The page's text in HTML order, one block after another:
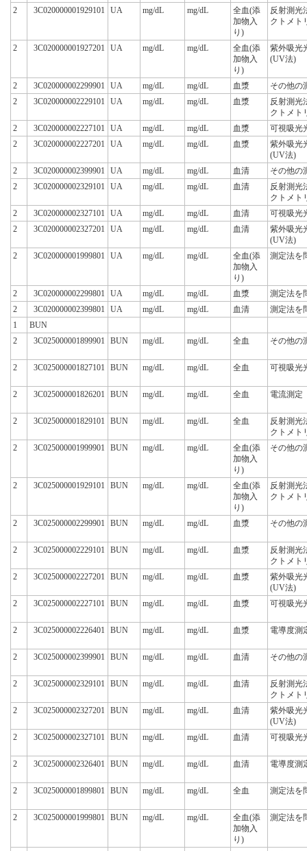
2 3C020000001929101 UA mg/dL mg/dL
全血(添
加物入
り)
反射測光
クトメト
2 3C020000001927201 UA mg/dL mg/dL
全血(添
加物入
り)
紫外吸光
(UV法)
2 3C020000002299901 UA mg/dL mg/dL 血漿
その他の
2
3C020000002229101 UA mg/dL mg/dL 血漿
反射測光
クトメト
2
3C020000002227101 UA mg/dL mg/dL 血漿
可視吸光
2
3C020000002227201 UA mg/dL mg/dL 血漿
紫外吸光
(UV法)
2
3C020000002399901 UA mg/dL mg/dL 血清
その他の
2
3C020000002329101 UA mg/dL mg/dL 血清
反射測光
クトメト
2
3C020000002327101 UA mg/dL mg/dL 血清
可視吸光
2
3C020000002327201 UA mg/dL mg/dL 血清
紫外吸光
(UV法)
2
3C020000001999801 UA mg/dL mg/dL
全血(添
加物入
り)
測定法を
2 3C020000002299801 UA mg/dL mg/dL 血漿
測定法を
2
3C020000002399801 UA mg/dL mg/dL 血清
測定法を
1
BUN
2
3C025000001899901 BUN mg/dL mg/dL 全血 その他の
2 3C025000001827101 BUN mg/dL mg/dL 全血 可視吸光
2 3C025000001826201 BUN mg/dL mg/dL 全血 電流測定
2 3C025000001829101 BUN mg/dL mg/dL 全血
反射測光
クトメト
2
3C025000001999901 BUN mg/dL mg/dL
全血(添
加物入
り)
その他の
2 3C025000001929101 BUN mg/dL mg/dL
全血(添
加物入
り)
反射測光
クトメト
2 3C025000002299901 BUN mg/dL mg/dL 血漿 その他の
2 3C025000002229101 BUN mg/dL mg/dL 血漿
反射測光
クトメト
2
3C025000002227201 BUN mg/dL mg/dL 血漿
紫外吸光
(UV法)
2
3C025000002227101 BUN mg/dL mg/dL 血漿 可視吸光
2 3C025000002226401 BUN mg/dL mg/dL 血漿 電導度測
2 3C025000002399901 BUN mg/dL mg/dL 血清 その他の
2 3C025000002329101 BUN mg/dL mg/dL 血清
反射測光
クトメト
2
3C025000002327201 BUN mg/dL mg/dL 血清
紫外吸光
(UV法)
2
3C025000002327101 BUN mg/dL mg/dL 血清 可視吸光
2 3C025000002326401 BUN mg/dL mg/dL 血清 電導度測
2 3C025000001899801 BUN mg/dL mg/dL 全血 測定法を
2 3C025000001999801 BUN mg/dL mg/dL
全血(添
加物入
り)
測定法を